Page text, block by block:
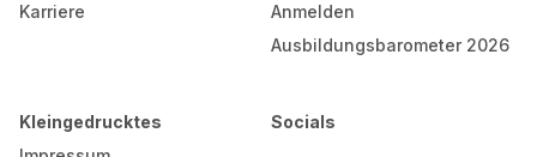
Karriere
Anmelden
Ausbildungsbarometer 2026
Kleingedrucktes
Socials